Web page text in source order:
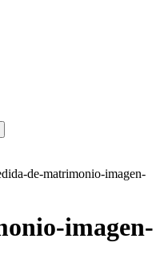
de-matrimonio-imagen-
imagen-